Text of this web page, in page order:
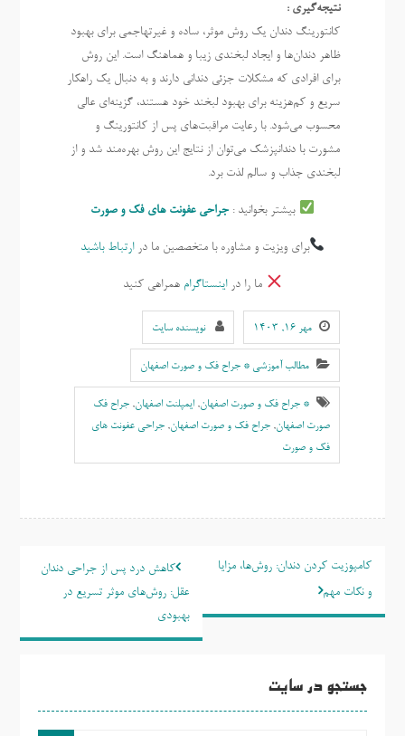
نتیجه‌گیری :
کانتورینگ دندان یک روش موثر، ساده و غیرتهاجمی برای بهبود
ظاهر دندان‌ها و ایجاد لبخندی زیبا و هماهنگ است. این روش
برای افرادی که مشکلات جزئی دندانی دارند و به دنبال یک راهکار
سریع و کم‌هزینه برای بهبود لبخند خود هستند، گزینه‌ای عالی
محسوب می‌شود. با رعایت مراقبت‌های پس از کانتورینگ و
مشورت با دندانپزشک می‌توان از نتایج این روش بهره‌مند شد و از
لبخندی جذاب و سالم لذت برد.
بیشتر بخوانید : جراحی عفونت های فک و صورت
برای ویزیت و مشاوره با متخصصین ما درارتباط باشید
ما را دراینستاگرام همراهی کنید
مهر ۱۶, ۱۴۰۳ نویسنده سایت
مطالب آموزشی * جراح فک و صورت اصفهان
* جراح فک و صورت اصفهان, ايمپلنت اصفهان, جراح فک
صورت اصفهان, جراح فک و صورت اصفهان, جراحی عفونت های
فک و صورت
راهبری
نوشته
کاهش درد پس از جراحی دندان
عقل: روش‌های موثر تسریع در
بهبودی
کامپوزیت کردن دندان: روش‌ها، مزایا
و نکات مهم
جستجو در سایت